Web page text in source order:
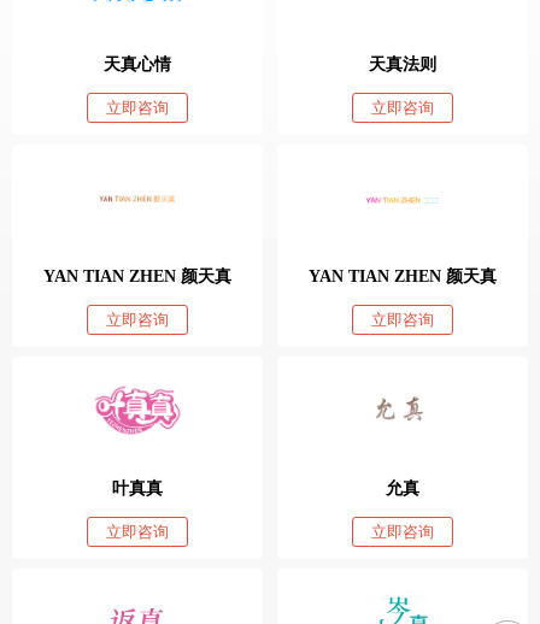
天真心情
立即咨询
天真法则
立即咨询
YAN TIAN ZHEN 颜天真
立即咨询
YAN TIAN ZHEN 颜天真
立即咨询
叶真真
立即咨询
允真
立即咨询